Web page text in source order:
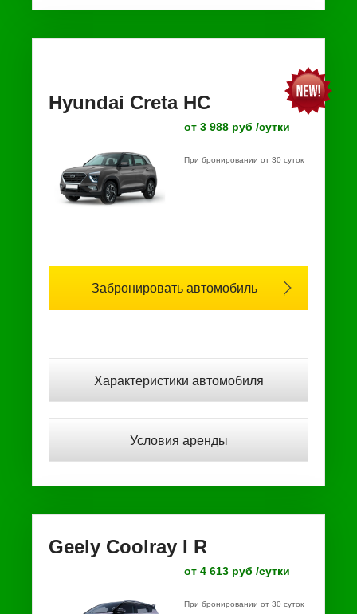
Hyundai Creta HC
от 3 988 руб /сутки
При бронировании от 30 суток
Забронировать автомобиль
Характеристики автомобиля
Условия аренды
Geely Coolray I R
от 4 613 руб /сутки
При бронировании от 30 суток